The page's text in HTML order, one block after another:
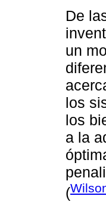
De
un
los
los
a la
(